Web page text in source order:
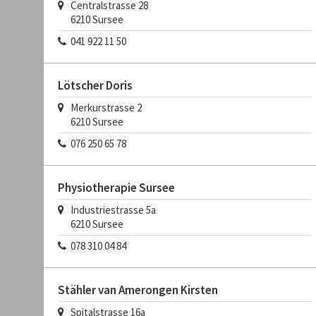
Centralstrasse 28
6210Sursee
041 922 11 50
Lötscher Doris
Merkurstrasse 2
6210Sursee
076 250 65 78
Physiotherapie Sursee
Industriestrasse 5a
6210Sursee
078 310 04 84
Stähler van Amerongen Kirsten
Spitalstrasse 16a